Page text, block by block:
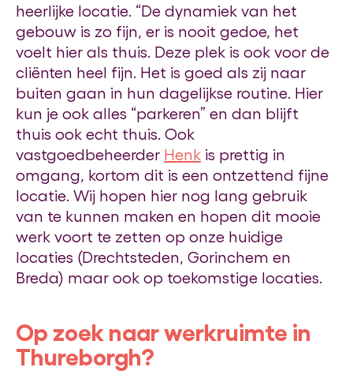
heerlijke locatie. “De dynamiek van het
gebouw is zo fijn, er is nooit gedoe, het
voelt hier als thuis. Deze plek is ook voor de
cliënten heel fijn. Het is goed als zij naar
buiten gaan in hun dagelijkse routine. Hier
kun je ook alles “parkeren” en dan blijft
thuis ook echt thuis. Ook
vastgoedbeheerder Henk is prettig in
omgang, kortom dit is een ontzettend fijne
locatie. Wij hopen hier nog lang gebruik
van te kunnen maken en hopen dit mooie
werk voort te zetten op onze huidige
locaties (Drechtsteden, Gorinchem en
Breda) maar ook op toekomstige locaties.
Op zoek naar werkruimte in
Thureborgh?